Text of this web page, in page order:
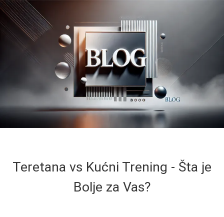
Teretana vs Kućni Trening - Šta je
Bolje za Vas?